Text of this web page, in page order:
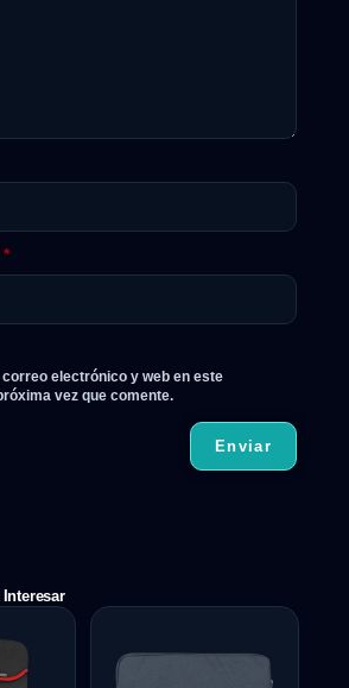
*
electrónico y web en este
vez que comente.